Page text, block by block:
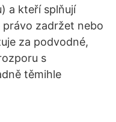
a kteří splňují
právo zadržet nebo
za podvodné,
s
těmihle